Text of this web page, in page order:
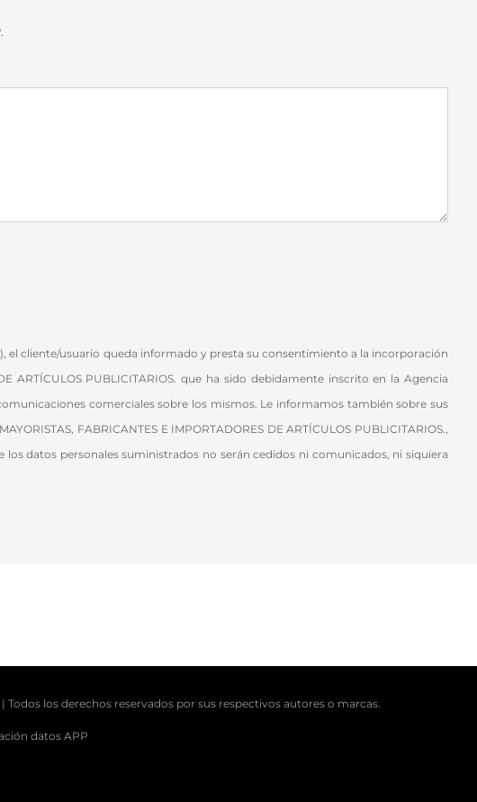
el cliente/usuario queda informado y presta su consentimiento a la incorporación
ARTÍCULOS PUBLICITARIOS. que ha sido debidamente inscrito en la Agencia
comerciales sobre los mismos. Le informamos también sobre sus
FABRICANTES E IMPORTADORES DE ARTÍCULOS PUBLICITARIOS.,
los datos personales suministrados no serán cedidos ni comunicados, ni siquiera
| Todos los derechos reservados por sus respectivos autores o marcas.
datos APP